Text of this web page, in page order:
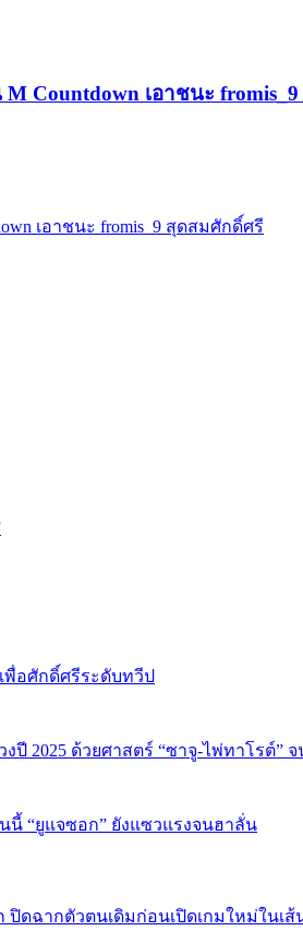
Countdown เอาชนะ
เอาชนะ fromis_9 สุดสมศักดิ์ศรี
เพื่อศักดิ์ศรีระดับทวีป
ปี 2025 ด้วยศาสตร์ “ซาจู-ไพ่ทาโรต์”
นี้ “ยูแจซอก” ยังแซวแรงจนฮาลั่น
ปิดฉากตัวตนเดิมก่อนเปิดเกมใหม่ในเ